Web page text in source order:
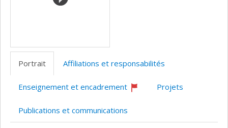
Portrait Affiliations et responsabilités
Enseignement et encadrement
Projets
Publications et communications